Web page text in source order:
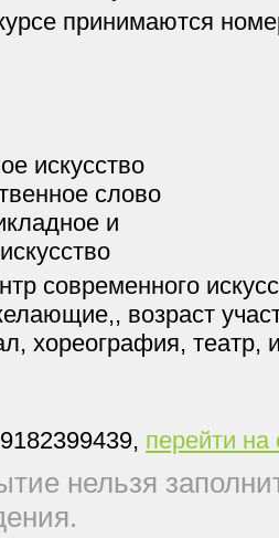
принимаются
искусство
слово
и
современного
возраст
хореография, театр,
перейти на
нельзя